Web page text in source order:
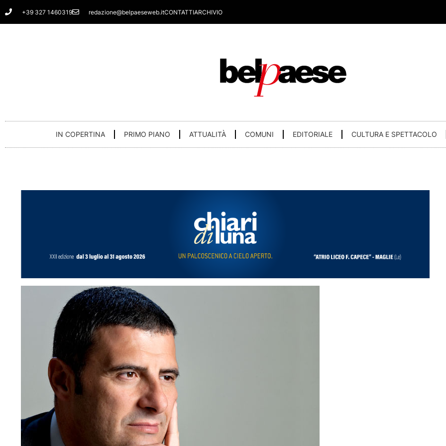
Vai
al
+39 327 1460319 redazione@belpaeseweb.itCONTATTIARCHIVIO
IN COPERTINA PRIMO PIANO ATTUALITÀ COMUNI EDITORIALE CULTURA E SPETTACOLO